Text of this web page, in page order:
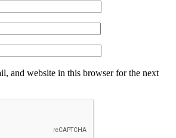
and website in this browser for the next